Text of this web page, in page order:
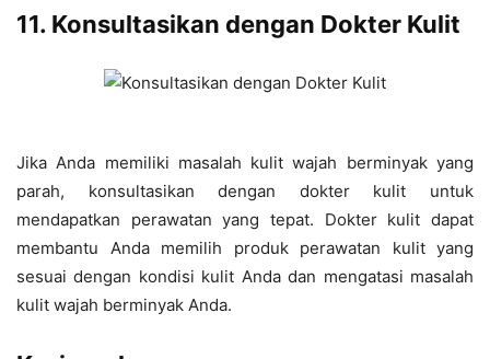
11. Konsultasikan dengan Dokter Kulit
Jika Anda memiliki masalah kulit wajah berminyak yang
parah, konsultasikan dengan dokter kulit untuk
mendapatkan perawatan yang tepat. Dokter kulit dapat
membantu Anda memilih produk perawatan kulit yang
sesuai dengan kondisi kulit Anda dan mengatasi masalah
kulit wajah berminyak Anda.